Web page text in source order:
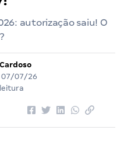
autorização saiu! O
07/07/26